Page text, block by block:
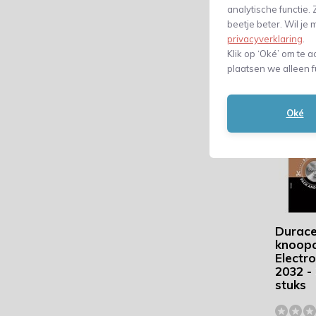
analytische functie.
beetje beter. Wil je
privacyverklaring
Klik op ‘Oké’ om te
plaatsen we alleen
Oké
11,11
(9,18 Excl. btw)
2032 -
stuks